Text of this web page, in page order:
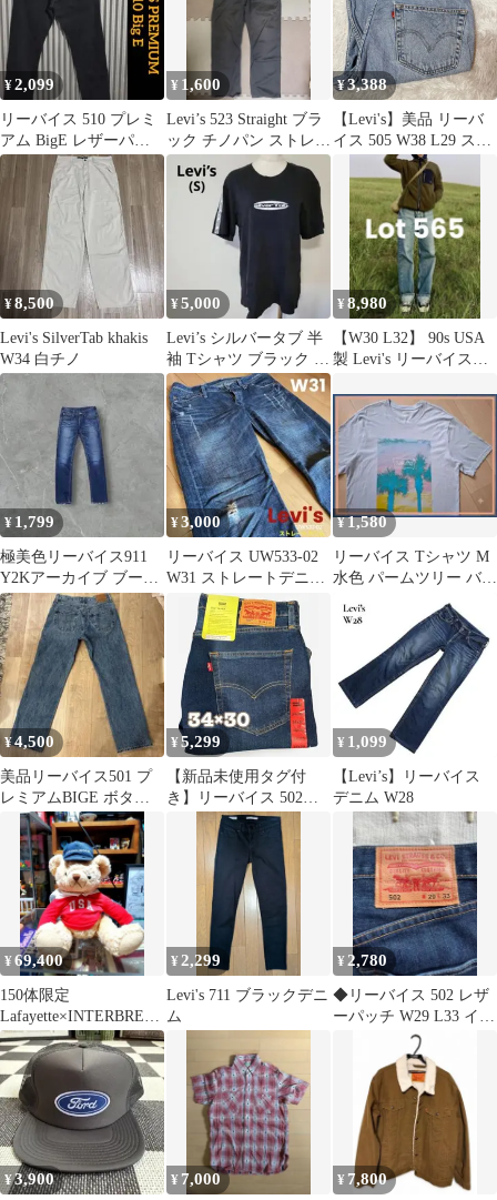
¥2,099
リーバイス 510 プレミ
アム BigE レザーパッ
チ 濃紺 スキニー デニ
ム
¥ 1,600
Levi’s 523 Straight ブラ
ック チノパン ストレー
トパンツM
¥3,388
【Levi's】美品 リーバ
イス 505 W38 L29 スト
レート デニムパンツ ジ
ーンズ 極太 ビッグサイ
ズ ライトブルー アイス
ブルー コットン100%
エジプト製 00s
¥8,500
Levi's SilverTab khakis
W34 白チノ
¥5,000
Levi’s シルバータブ 半
袖 Tシャツ ブラック 黒
ロゴ ストリート
¥8,980
【W30 L32】 90s USA
製 Levi's リーバイス
¥ 1,799
極美色リーバイス911
Y2Kアーカイブ ブーツ
カット デニム 29 レア
ピンク
¥3,000
リーバイス UW533-02
W31 ストレートデニム
ダメージ加工
¥1,580
リーバイス Tシャツ M
水色 パームツリー バッ
トウイング リラックス
フィット
¥4,500
美品リーバイス501 プ
レミアムBIGE ボタン
5286 W27 値引き交渉
OK
¥5,299
【新品未使用タグ付
き】リーバイス 502
TAPER FLEXダークイ
ンディゴ
¥ 1,099
【Levi’s】リーバイス
デニム W28
¥69,400
150体限定
Lafayette×INTERBREE
D Lo
¥ 2,299
Levi's 711 ブラックデニ
ム
¥ 2,780
◆リーバイス 502 レザ
ーパッチ W29 L33 イン
ディゴ 裾上げなし
¥3,900 ¥ 7,000 ¥ 7,800